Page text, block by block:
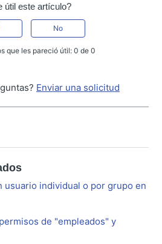
útil este artículo?
No
que les pareció útil: 0 de 0
Enviar una solicitud
usuario individual o por grupo en
de "empleados" y